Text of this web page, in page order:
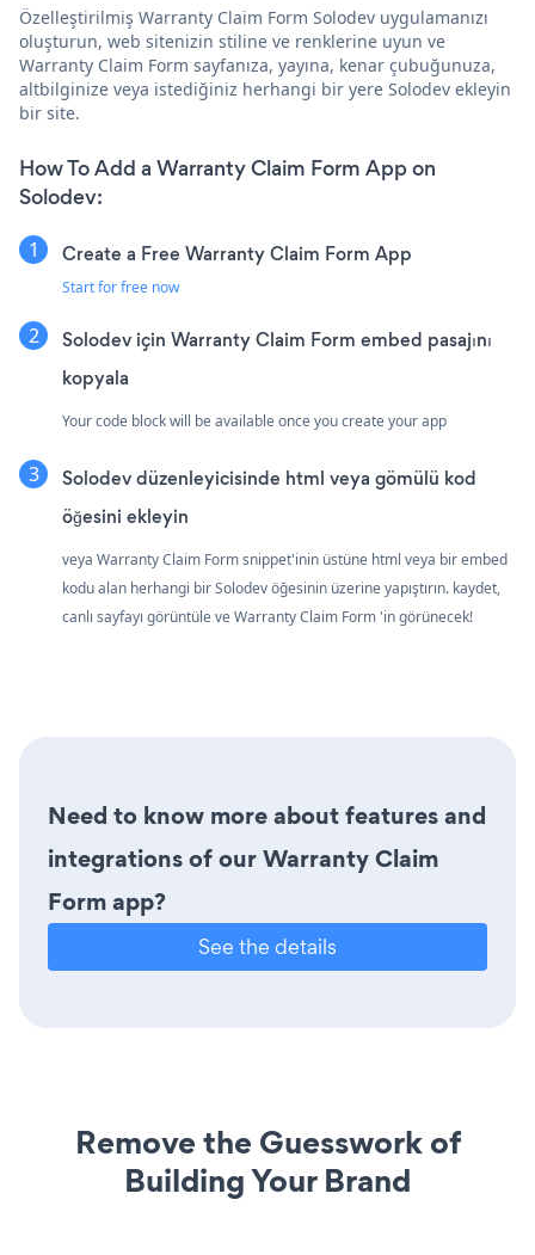
Özelleştirilmiş Warranty Claim Form Solodev uygulamanızı
oluşturun, web sitenizin stiline ve renklerine uyun ve
Warranty Claim Form sayfanıza, yayına, kenar çubuğunuza,
altbilginize veya istediğiniz herhangi bir yere Solodev ekleyin
bir site.
How To Add a Warranty Claim Form App on
Solodev:
Create a Free Warranty Claim Form App
Start for free now
Solodev için Warranty Claim Form embed pasajını
kopyala
Your code block will be available once you create your app
Solodev düzenleyicisinde html veya gömülü kod
öğesini ekleyin
veya Warranty Claim Form snippet'inin üstüne html veya bir embed
kodu alan herhangi bir Solodev öğesinin üzerine yapıştırın. kaydet,
canlı sayfayı görüntüle ve Warranty Claim Form 'in görünecek!
Need to know more about features and
integrations of our Warranty Claim
Form app?
See the details
Remove the Guesswork of
Building Your Brand